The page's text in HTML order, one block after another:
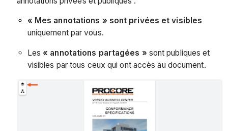
« Mes annotations » sont privées et visibles
uniquement par vous.
Les « annotations partagées » sont publiques et
visibles par tous ceux qui ont accès au document.